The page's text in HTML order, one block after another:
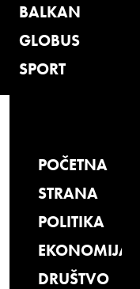
BALKAN
GLOBUS
SPORT
POČETNA
STRANA
POLITIKA
EKONOMIJA
DRUŠTVO